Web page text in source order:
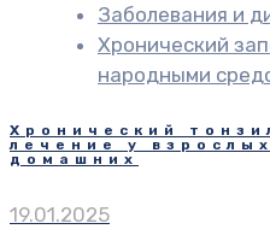
Заболевания и
Хронический
народными
Хронический
лечение у
домашних
19.01.2025